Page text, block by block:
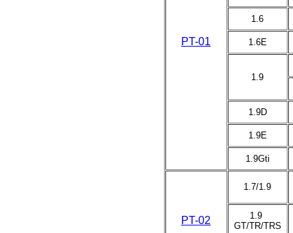
PT-01
1.6
1.6E
1.9
1.9D
1.9E
1.9Gti
PT-02
1.7/1.9
1.9
GT/TR/TRS